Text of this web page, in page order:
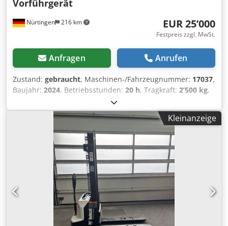
Nürtingen 216 km
Vorführgerät
EUR 25’000
Festpreis zzgl. MwSt.
Anfragen Anrufen
Zustand: gebraucht, Maschinen-/Fahrzeugnummer: 17037,
Baujahr: 2024, Betriebsstunden: 20 h, Tragkraft: 2’500 kg,
, Freihub:
500 mm, Kraftstofftyp:elektrisch, Masttyp:Triplex,
, Batteriespannung:48 V , Gabellänge:
, Vorderreifengröße:23X9-10, Hinterreifengröße:
, Gesamtgewicht:3’552 kg, 5141046 Seriennummer:
FBA47-4880-01823 Codpfxoy Hau Ij Ahzsha Batterie-Details:
48 V, 600 Ah, Lithium
Kleinanzeige